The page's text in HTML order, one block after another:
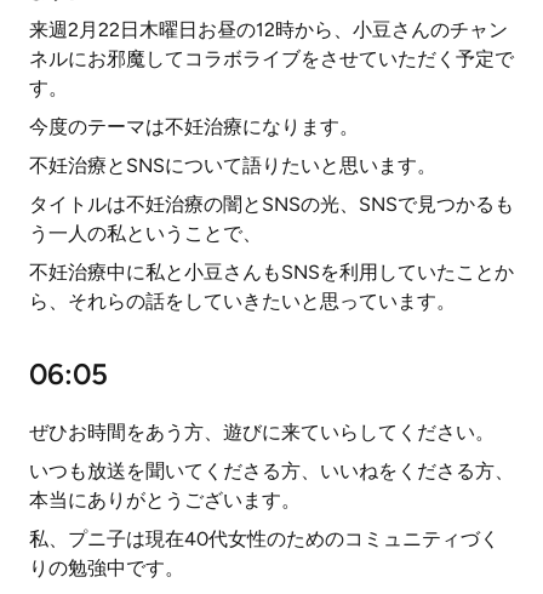
来週2月22日木曜日お昼の12時から、小豆さんのチャン
ネルにお邪魔してコラボライブをさせていただく予定で
す。
今度のテーマは不妊治療になります。
不妊治療とSNSについて語りたいと思います。
タイトルは不妊治療の闇とSNSの光、SNSで見つかるも
う一人の私ということで、
不妊治療中に私と小豆さんもSNSを利用していたことか
ら、それらの話をしていきたいと思っています。
06:05
ぜひお時間をあう方、遊びに来ていらしてください。
いつも放送を聞いてくださる方、いいねをくださる方、
本当にありがとうございます。
私、プニ子は現在40代女性のためのコミュニティづく
りの勉強中です。